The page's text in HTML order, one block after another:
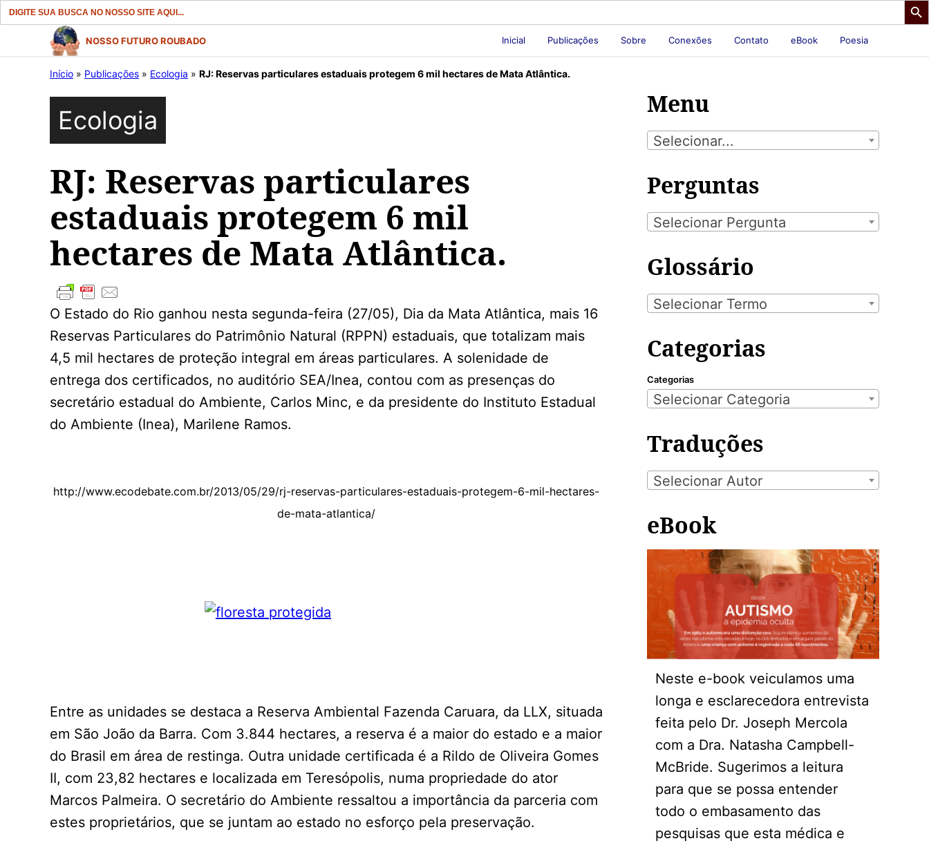
Search
for:
conteúdo
NOSSO FUTURO ROUBADO Inicial Publicações Sobre Conexões Contato eBook Poesia
Início » Publicações » Ecologia » RJ: Reservas particulares estaduais protegem 6 mil hectares de Mata Atlântica.
Ecologia
RJ: Reservas particulares
estaduais protegem 6 mil
hectares de Mata Atlântica.
O Estado do Rio ganhou nesta segunda-feira (27/05), Dia da Mata Atlântica, mais 16
Reservas Particulares do Patrimônio Natural (RPPN) estaduais, que totalizam mais
4,5 mil hectares de proteção integral em áreas particulares. A solenidade de
entrega dos certificados, no auditório SEA/Inea, contou com as presenças do
secretário estadual do Ambiente, Carlos Minc, e da presidente do Instituto Estadual
do Ambiente (Inea), Marilene Ramos.
http://www.ecodebate.com.br/2013/05/29/rj-reservas-particulares-estaduais-protegem-6-mil-hectares-
de-mata-atlantica/
Entre as unidades se destaca a Reserva Ambiental Fazenda Caruara, da LLX, situada
em São João da Barra. Com 3.844 hectares, a reserva é a maior do estado e a maior
do Brasil em área de restinga. Outra unidade certificada é a Rildo de Oliveira Gomes
II, com 23,82 hectares e localizada em Teresópolis, numa propriedade do ator
Marcos Palmeira. O secretário do Ambiente ressaltou a importância da parceria com
estes proprietários, que se juntam ao estado no esforço pela preservação.
Menu
Selecionar...
Perguntas
Selecionar Pergunta
Glossário
Selecionar Termo
Categorias
Categorias
Selecionar Categoria
Traduções
Selecionar Autor
eBook
Neste e-book veiculamos uma
longa e esclarecedora entrevista
feita pelo Dr. Joseph Mercola
com a Dra. Natasha Campbell-
McBride. Sugerimos a leitura
para que se possa entender
todo o embasamento das
pesquisas que esta médica e